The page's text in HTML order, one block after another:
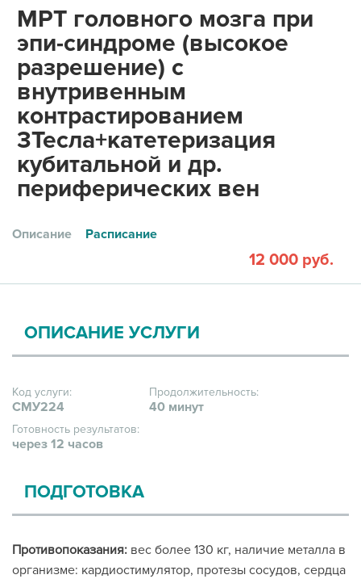
ПРАВОВАЯ ИНФОРМАЦИЯ
МРТ головного мозга при
эпи-синдроме (высокое
разрешение) с
внутривенным
контрастированием
3Тесла+катетеризация
кубитальной и др.
периферических вен
Описание Расписание
12 000 руб.
ОПИСАНИЕ УСЛУГИ
Код услуги:
СМУ224
Продолжительность:
40 минут
Готовность результатов:
через 12 часов
ПОДГОТОВКА
Противопоказания: вес более 130 кг, наличие металла в
организме: кардиостимулятор, протезы сосудов, сердца